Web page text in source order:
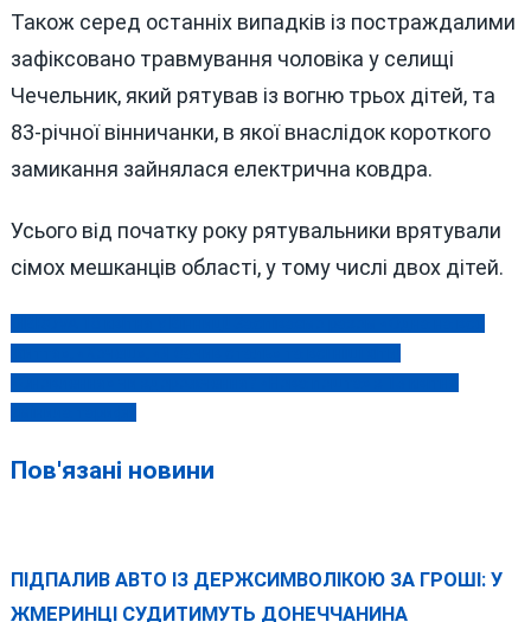
Також серед останніх випадків із постраждалими
зафіксовано травмування чоловіка у селищі
Чечельник, який рятував із вогню трьох дітей, та
83-річної вінничанки, в якої внаслідок короткого
замикання зайнялася електрична ковдра.
Усього від початку року рятувальники врятували
сімох мешканців області, у тому числі двох дітей.
Навігація
записів
Пов'язані новини
ПІДПАЛИВ АВТО ІЗ ДЕРЖСИМВОЛІКОЮ ЗА ГРОШІ: У
ЖМЕРИНЦІ СУДИТИМУТЬ ДОНЕЧЧАНИНА